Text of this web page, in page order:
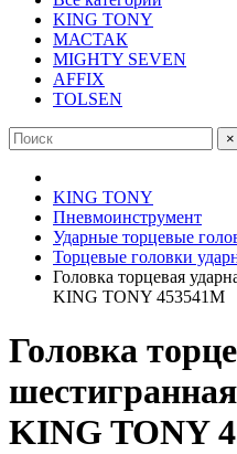
KING TONY
МАСТАК
MIGHTY SEVEN
AFFIX
TOLSEN
×
KING TONY
Пневмоинструмент
Ударные торцевые
Торцевые головки
Головка торцевая
KING TONY 453541M
Головка
KING TONY